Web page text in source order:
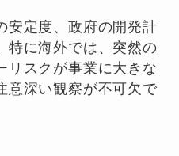
安定度、政府の開発計
特に海外では、突然の
リスクが事業に大きな
意深い観察が不可欠で